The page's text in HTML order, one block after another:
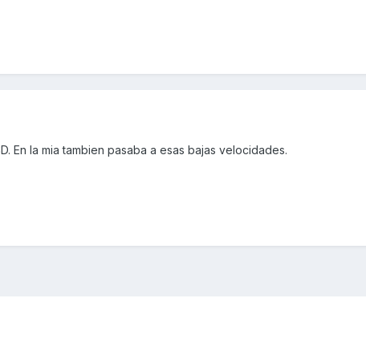
En la mia tambien pasaba a esas bajas velocidades.